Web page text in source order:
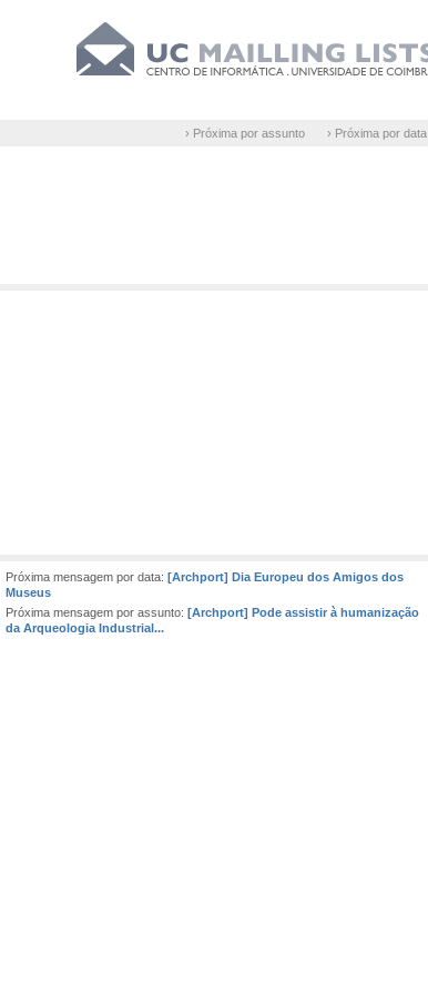
› Próxima por assunto › Próxima por data
Próxima mensagem por data: [Archport] Dia Europeu dos Amigos dos
Museus
Próxima mensagem por assunto: [Archport] Pode assistir à humanização
da Arqueologia Industrial...